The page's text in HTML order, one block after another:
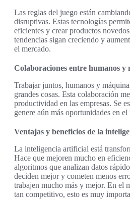
Las reglas del juego están
disruptivas. Estas tecnologías
eficientes y crear productos
tendencias sigan creciendo y
el mercado.
Colaboraciones entre humanos y
Trabajar juntos, humanos y
grandes cosas. Esta colaboración
productividad en las empresas. Se
genere aún más oportunidades en
Ventajas y beneficios de la
La inteligencia artificial está
Hace que mejoren mucho en
algoritmos que analizan datos
deciden mejor y cometen menos
trabajen mucho más y mejor. En el
tan competitivo, esto es muy